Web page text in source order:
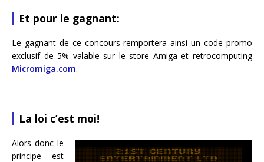
Et pour le gagnant:
Le gagnant de ce concours remportera ainsi un code promo
exclusif de 5% valable sur le store Amiga et retrocomputing
Micromiga.com.
La loi c’est moi!
Alors donc le
principe est